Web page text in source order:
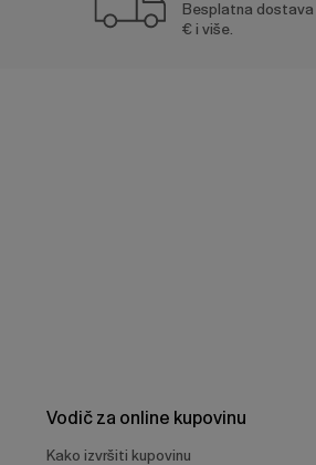
Besplatna dostava
€ i više.
Vodič za online kupovinu
Kako izvršiti kupovinu